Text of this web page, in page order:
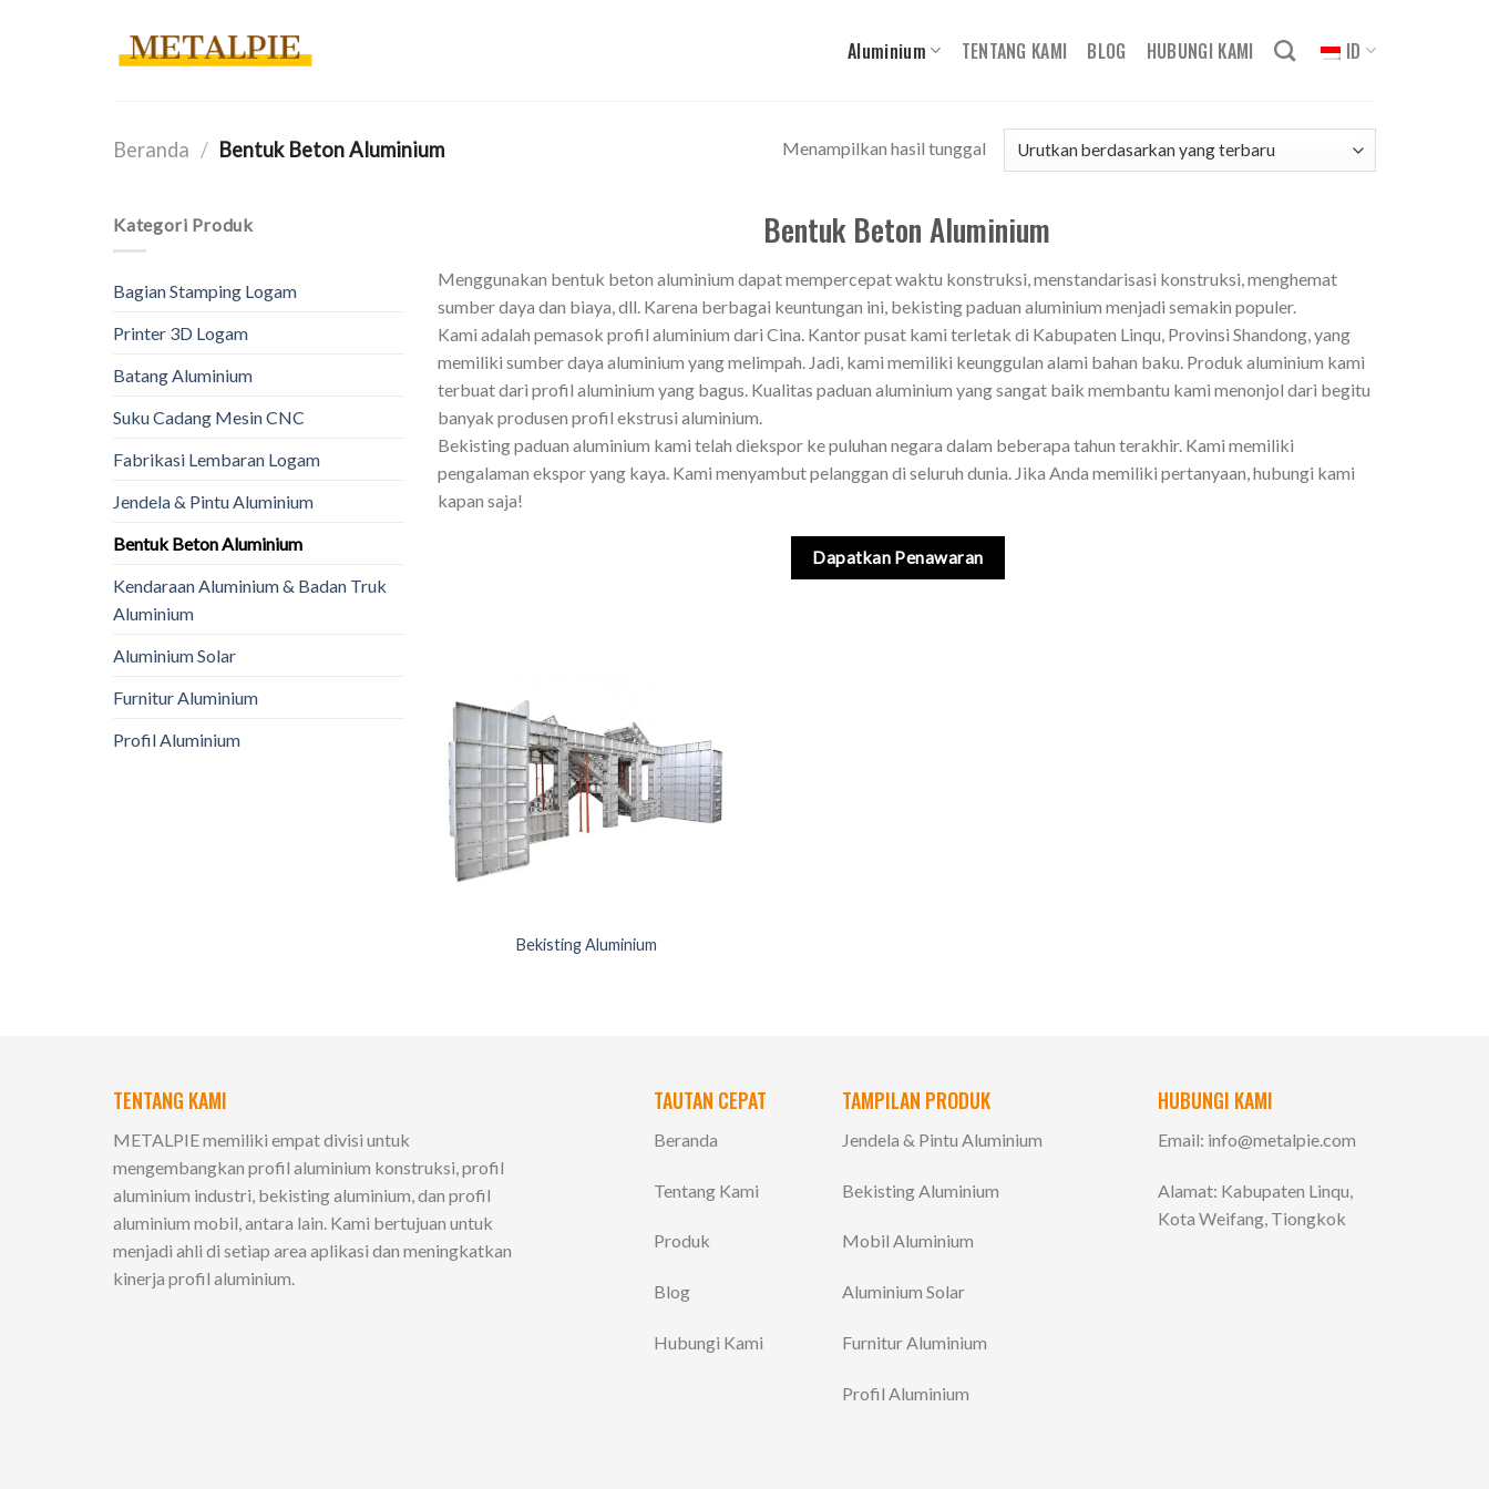
Aluminium TENTANG KAMI BLOG HUBUNGI KAMI ID
Beranda / Bentuk Beton Aluminium Menampilkan hasil tunggal
Kategori Produk
Bagian Stamping Logam
Printer 3D Logam
Batang Aluminium
Suku Cadang Mesin CNC
Fabrikasi Lembaran Logam
Jendela & Pintu Aluminium
Bentuk Beton Aluminium
Kendaraan Aluminium & Badan Truk
Aluminium
Aluminium Solar
Furnitur Aluminium
Profil Aluminium
Bentuk Beton Aluminium
Menggunakan bentuk beton aluminium dapat mempercepat waktu konstruksi, menstandarisasi konstruksi, menghemat
sumber daya dan biaya, dll. Karena berbagai keuntungan ini, bekisting paduan aluminium menjadi semakin populer.
Kami adalah pemasok profil aluminium dari Cina. Kantor pusat kami terletak di Kabupaten Linqu, Provinsi Shandong, yang
memiliki sumber daya aluminium yang melimpah. Jadi, kami memiliki keunggulan alami bahan baku. Produk aluminium kami
terbuat dari profil aluminium yang bagus. Kualitas paduan aluminium yang sangat baik membantu kami menonjol dari begitu
banyak produsen profil ekstrusi aluminium.
Bekisting paduan aluminium kami telah diekspor ke puluhan negara dalam beberapa tahun terakhir. Kami memiliki
pengalaman ekspor yang kaya. Kami menyambut pelanggan di seluruh dunia. Jika Anda memiliki pertanyaan, hubungi kami
kapan saja!
Dapatkan Penawaran
Bekisting Aluminium
TENTANG KAMI
METALPIE memiliki empat divisi untuk
mengembangkan profil aluminium konstruksi, profil
aluminium industri, bekisting aluminium, dan profil
aluminium mobil, antara lain. Kami bertujuan untuk
menjadi ahli di setiap area aplikasi dan meningkatkan
kinerja profil aluminium.
TAUTAN CEPAT
Beranda
Tentang Kami
Produk
Blog
Hubungi Kami
TAMPILAN PRODUK
Jendela & Pintu Aluminium
Bekisting Aluminium
Mobil Aluminium
Aluminium Solar
Furnitur Aluminium
Profil Aluminium
HUBUNGI KAMI
Email: info@metalpie.com
Alamat: Kabupaten Linqu,
Kota Weifang, Tiongkok